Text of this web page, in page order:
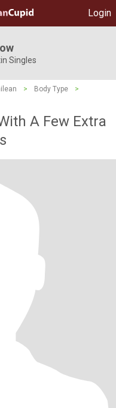
Login
Singles
> Body Type
>
A Few Extra